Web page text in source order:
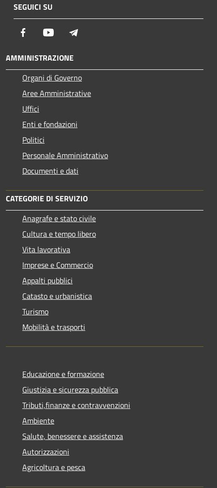
SEGUICI SU
Facebook Youtube
AMMINISTRAZIONE
Organi di Governo
Aree Amministrative
Uffici
Enti e fondazioni
Politici
Personale Amministrativo
Documenti e dati
CATEGORIE DI SERVIZIO
Anagrafe e stato civile
Cultura e tempo libero
Vita lavorativa
Imprese e Commercio
Appalti pubblici
Catasto e urbanistica
Turismo
Mobilità e trasporti
Educazione e formazione
Giustizia e sicurezza pubblica
Tributi,finanze e contravvenzioni
Ambiente
Salute, benessere e assistenza
Autorizzazioni
Agricoltura e pesca